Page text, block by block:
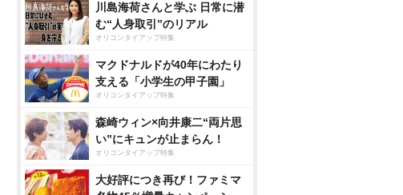
川島海荷さんと学ぶ 日常に潜
む“人身取引”のリアル
オリコンタイアップ特集
マクドナルドが40年にわたり
支える「小学生の甲子園」
オリコンタイアップ特集
森崎ウィン×向井康二“両片思
い”にキュンが止まらん！
オリコンタイアップ特集
大好評につき再び！ファミマ